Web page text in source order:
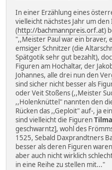
In einer Erzählung eines
vielleicht nächstes Jahr um
(http://bachmannpreis.orf.at)
",,Meister Paul war ein
emsiger Schnitzer (die
Spätgotik sehr gut bezahlt),
Figuren am Hochaltar, der
Johannes, alle drei nun den
sind sicher nicht besser als
oder Veit Stoßens (,,Meister
,,Holenknüttel" nannten den
Rücken das ,,Geploit" auf-, ja
sind vielleicht die Figuren
geschwarntz], wohl des
1525, Sebald Daxprandtners
besser als deren Figuren
aber auch nicht wirklich
in eine Reihe zu stellen mit..."